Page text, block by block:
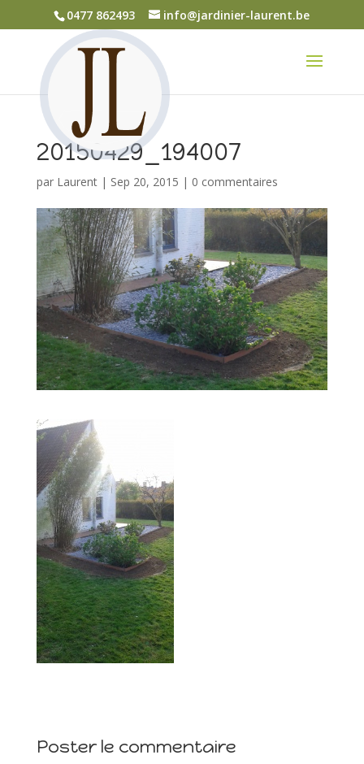
0477 862493 info@jardinier-laurent.be
20150429_194007
par Laurent| Sep 20, 2015 | 0 commentaires
Poster le commentaire